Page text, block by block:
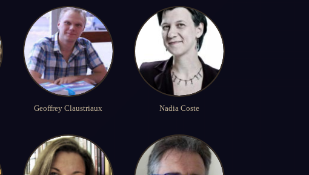
Geoffrey Claustriaux Nadia Coste